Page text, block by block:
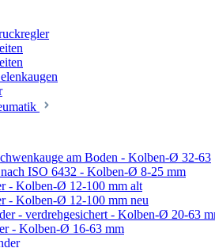
am Boden - Kolben-Ø 32-63
ISO 6432 - Kolben-Ø 8-25 mm
- Kolben-Ø 12-100 mm alt
- Kolben-Ø 12-100 mm neu
- verdrehgesichert - Kolben-Ø 20-63
- Kolben-Ø 16-63 mm